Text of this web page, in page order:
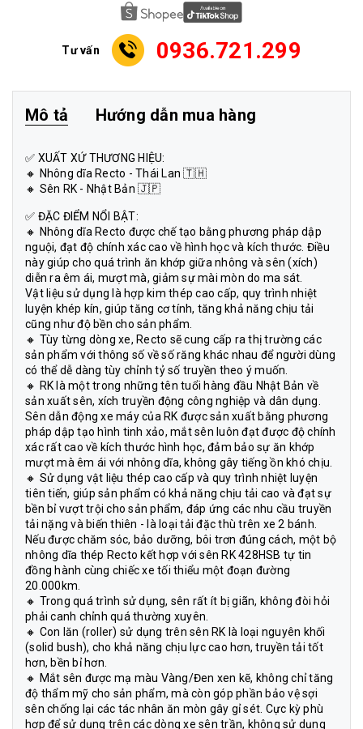
Tư vấn 0936.721.299
Mô tả Hướng dẫn mua hàng
✅ XUẤT XỨ THƯƠNG HIỆU:
🔸 Nhông dĩa Recto - Thái Lan 🇹🇭
🔸 Sên RK - Nhật Bản 🇯🇵
✅ ĐẶC ĐIỂM NỔI BẬT:
🔸 Nhông dĩa Recto được chế tạo bằng phương pháp dập
nguội, đạt độ chính xác cao về hình học và kích thước. Điều
này giúp cho quá trình ăn khớp giữa nhông và sên (xích)
diễn ra êm ái, mượt mà, giảm sự mài mòn do ma sát.
Vật liệu sử dụng là hợp kim thép cao cấp, quy trình nhiệt
luyện khép kín, giúp tăng cơ tính, tăng khả năng chịu tải
cũng như độ bền cho sản phẩm.
🔸 Tùy từng dòng xe, Recto sẽ cung cấp ra thị trường các
sản phẩm với thông số về số răng khác nhau để người dùng
có thể dễ dàng tùy chỉnh tỷ số truyền theo ý muốn.
🔸 RK là một trong những tên tuổi hàng đầu Nhật Bản về
sản xuất sên, xích truyền động công nghiệp và dân dụng.
Sên dẫn động xe máy của RK được sản xuất bằng phương
pháp dập tạo hình tinh xảo, mắt sên luôn đạt được độ chính
xác rất cao về kích thước hình học, đảm bảo sự ăn khớp
mượt mà êm ái với nhông dĩa, không gây tiếng ồn khó chịu.
🔸 Sử dụng vật liệu thép cao cấp và quy trình nhiệt luyện
tiên tiến, giúp sản phẩm có khả năng chịu tải cao và đạt sự
bền bỉ vượt trội cho sản phẩm, đáp ứng các nhu cầu truyền
tải nặng và biến thiên - là loại tải đặc thù trên xe 2 bánh.
Nếu được chăm sóc, bảo dưỡng, bôi trơn đúng cách, một bộ
nhông dĩa thép Recto kết hợp với sên RK 428HSB tự tin
đồng hành cùng chiếc xe tối thiểu một đoạn đường
20.000km.
🔸 Trong quá trình sử dụng, sên rất ít bị giãn, không đòi hỏi
phải canh chỉnh quá thường xuyên.
🔸 Con lăn (roller) sử dụng trên sên RK là loại nguyên khối
(solid bush), cho khả năng chịu lực cao hơn, truyền tải tốt
hơn, bền bỉ hơn.
🔸 Mắt sên được mạ màu Vàng/Đen xen kẽ, không chỉ tăng
độ thẩm mỹ cho sản phẩm, mà còn góp phần bảo vệ sợi
sên chống lại các tác nhân ăn mòn gây gỉ sét. Cực kỳ phù
hợp để sử dụng trên các dòng xe sên trần, không sử dụng